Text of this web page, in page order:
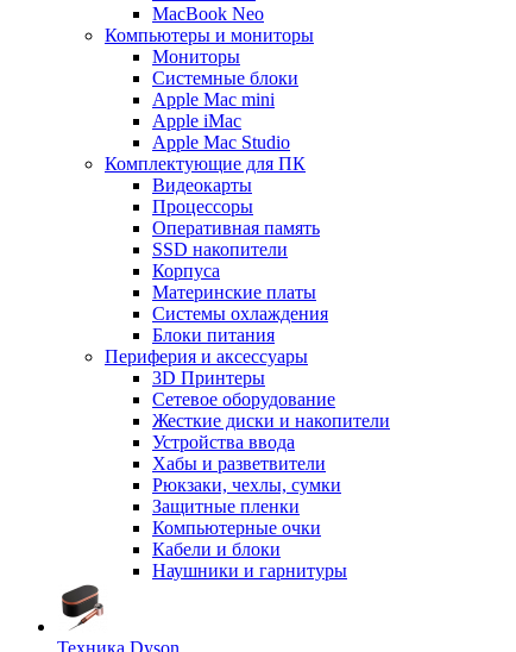
MacBook Neo
Компьютеры и мониторы
Мониторы
Системные блоки
Apple Mac mini
Apple iMac
Apple Mac Studio
Комплектующие для ПК
Видеокарты
Процессоры
Оперативная память
SSD накопители
Корпуса
Материнские платы
Системы охлаждения
Блоки питания
Периферия и аксессуары
3D Принтеры
Сетевое оборудование
Жесткие диски и накопители
Устройства ввода
Хабы и разветвители
Рюкзаки, чехлы, сумки
Защитные пленки
Компьютерные очки
Кабели и блоки
Наушники и гарнитуры
Техника Dyson